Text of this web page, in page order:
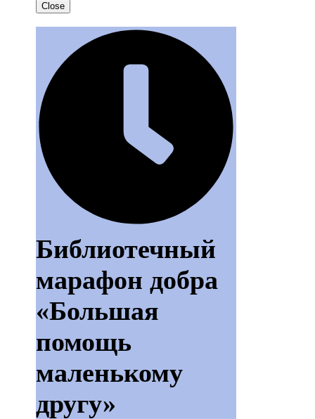
Close
Библиотечный
марафон добра
«Большая
помощь
маленькому
другу»